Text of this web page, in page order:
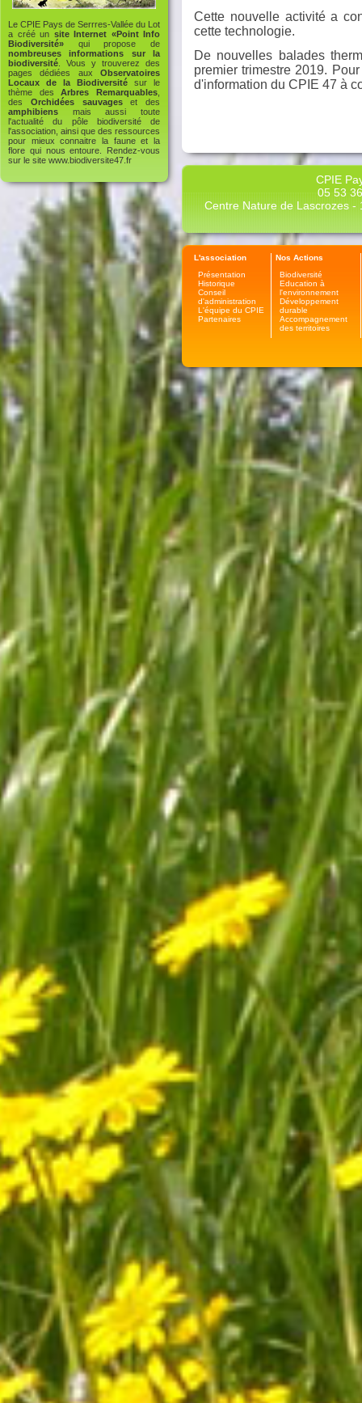
Le CPIE Pays de Serrres-Vallée du Lot
a créé un site Internet «Point Info
Biodiversité» qui propose de
nombreuses informations sur la
biodiversité . Vous y trouverez des
pages dédiées aux Observatoires
Locaux de la Biodiversité sur le
thème desArbres Remarquables
des Orchidées sauvageset des
amphibiens mais aussi toute
l'actualité du pôle biodiversité de
l'association, ainsi que des ressources
pour mieux connaitre la faune et la
flore qui nous entoure. Rendez-vous
sur le site www.biodiversite47.fr
Cette nouvelle activité a
cette technologie.
De nouvelles balades
premier trimestre 2019.
d'information du CPIE 47 à
CPIE
05 53
Centre Nature de Lascrozes -
L'association
Présentation
Historique
Conseil
d'administration
L'équipe du CPIE
Partenaires
Nos Actions
Biodiversité
Education à
l'environnement
Développement
durable
Accompagnement
des territoires